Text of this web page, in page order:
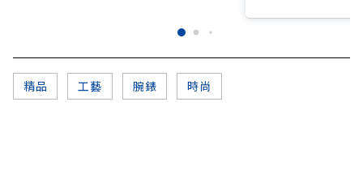
精品 工藝 腕錶 時尚